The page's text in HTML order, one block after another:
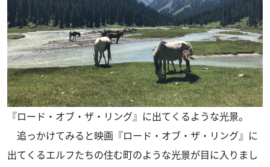
『ロード・オブ・ザ・リング』に出てくるような光景。
追っかけてみると映画『ロード・オブ・ザ・リング』に
出てくるエルフたちの住む町のような光景が目に入りまし